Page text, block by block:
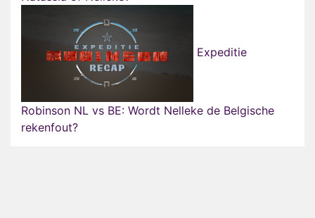
Expeditie
Robinson NL vs BE: Wordt Nelleke de Belgische
rekenfout?